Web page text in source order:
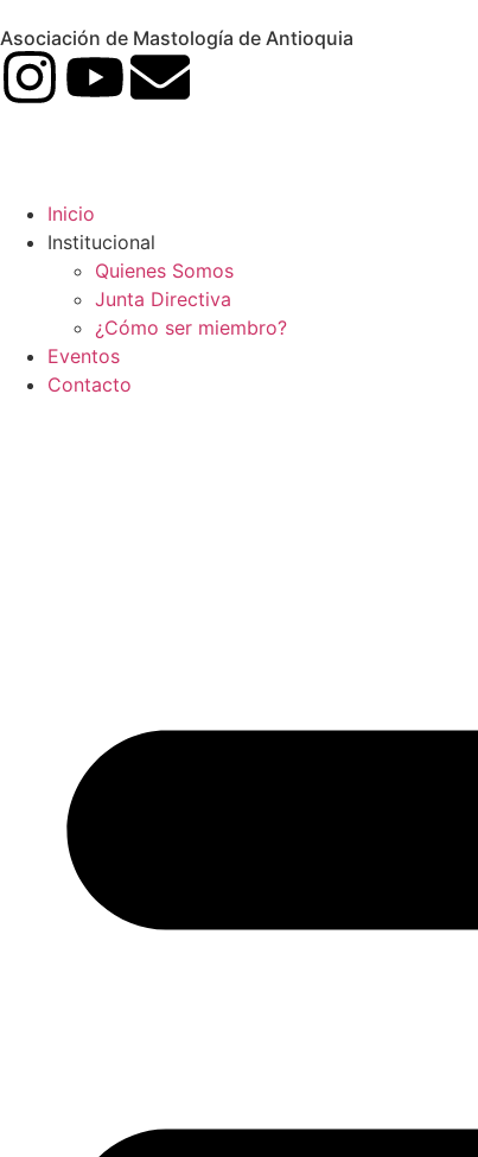
Asociación de Mastología de Antioquia
Inicio
Institucional
Quienes Somos
Junta Directiva
¿Cómo ser miembro?
Eventos
Contacto